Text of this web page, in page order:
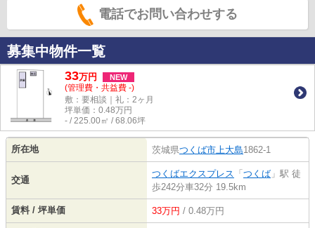
電話でお問い合わせする
募集中物件一覧
33万円 NEW
(管理費・共益費 -)
敷：要相談｜礼：2ヶ月
坪単価： 0.48万円
- / 225.00㎡ / 68.06坪
所在地 茨城県つくば市上大島1862-1
交通
つくばエクスプレス 「 つくば 」駅 徒
歩242分車32分 19.5km
賃料 / 坪単価 33万円 / 0.48万円